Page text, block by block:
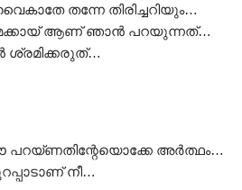
തന്നേ തിരിച്ചറിയും…
ആണ് ഞാൻ പറയുന്നത്…
ശ്രമിക്കരുത്…
പറയ്ണതിന്റേയൊക്കേ അർത്ഥം…
നീ…